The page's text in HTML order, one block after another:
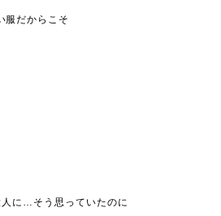
服だからこそ
に…そう思っていたのに